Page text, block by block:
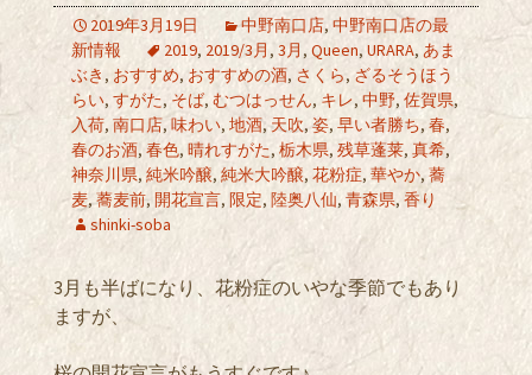
2019年3月19日 中野南口店, 中野南口店の最
新情報
2019, 2019/3月 , 3月 , Queen, URARA, あま
ぶき , おすすめ, おすすめの酒, さくら, ざるそうほう
らい, すがた, そば, むつはっせん, キレ, 中野, 佐賀県,
入荷, 南口店,味わい, 地酒,天吹,姿, 早い者勝ち, 春,
春のお酒, 春色, 晴れすがた, 栃木県, 残草蓬莱, 真希,
神奈川県, 純米吟醸, 純米大吟醸, 花粉症, 華やか, 蕎
麦, 蕎麦前, 開花宣言, 限定, 陸奥八仙, 青森県, 香り
shinki-soba
3月も半ばになり、花粉症のいやな季節でもあり
ますが、